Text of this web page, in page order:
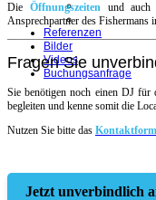
Referenzen
Bilder
Videos
Buchungsanfrage
Die Öffnungszeitenund auch
Ansprechpartner des Fishermans
Fragen Sie
Sie benötigen noch einen DJ für
begleiten und kenne somit die
Nutzen Sie bitte das
Jetzt unverbindlich